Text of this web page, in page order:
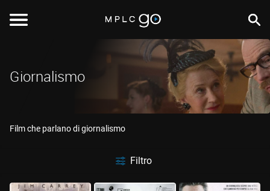
Giornalismo
Film che parlano di giornalismo
Filtro